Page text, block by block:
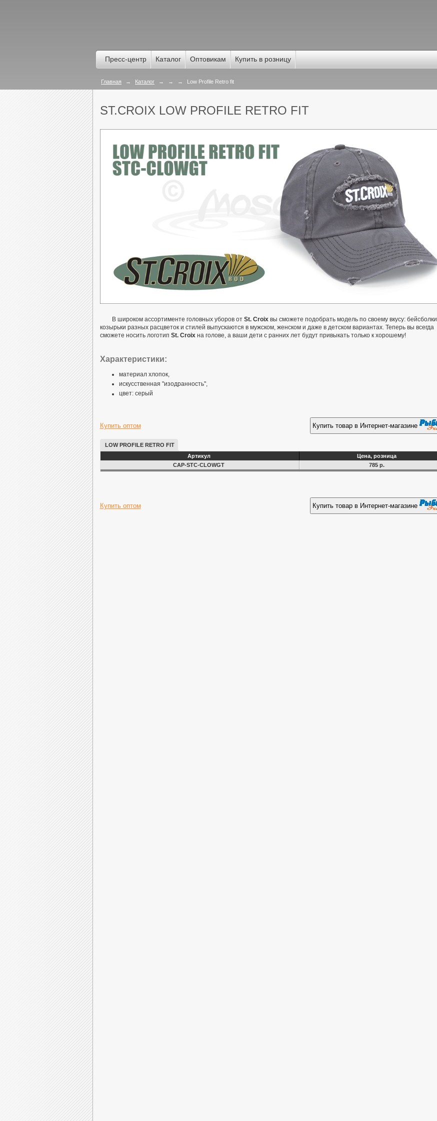
Пресс-центр Каталог Оптовикам Купить в розницу
Главная → Каталог → → → Low Profile Retro fit
ST.CROIX LOW PROFILE RETRO FIT
В широком ассортименте головных уборов от St. Croixвы сможете подобрать модель по своему вкусу: бейсболки,
козырьки разных расцветок и стилей выпускаются в мужском, женском и даже в детском вариантах. Теперь вы всегда
сможете носить логотип St. Croix на голове, а ваши дети с ранних лет будут привыкать только к хорошему!
Характеристики:
материал хлопок,
искусственная "изодранность",
цвет: серый
Купить оптом Купить товар в Интернет-магазине
LOW PROFILE RETRO FIT
Артикул
Цена, розница
CAP-STC-CLOWGT
785 р.
Купить оптом Купить товар в Интернет-магазине